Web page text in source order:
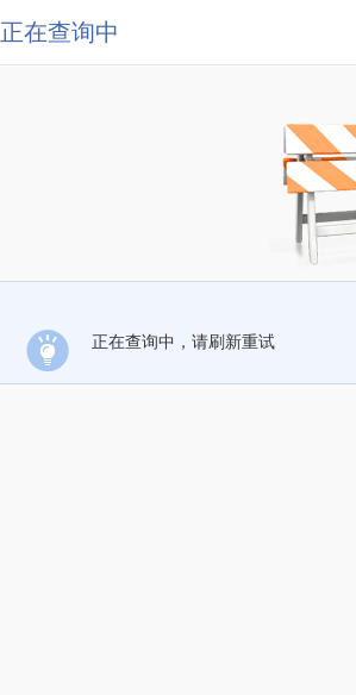
正在查询中
正在查询中，请刷新重试